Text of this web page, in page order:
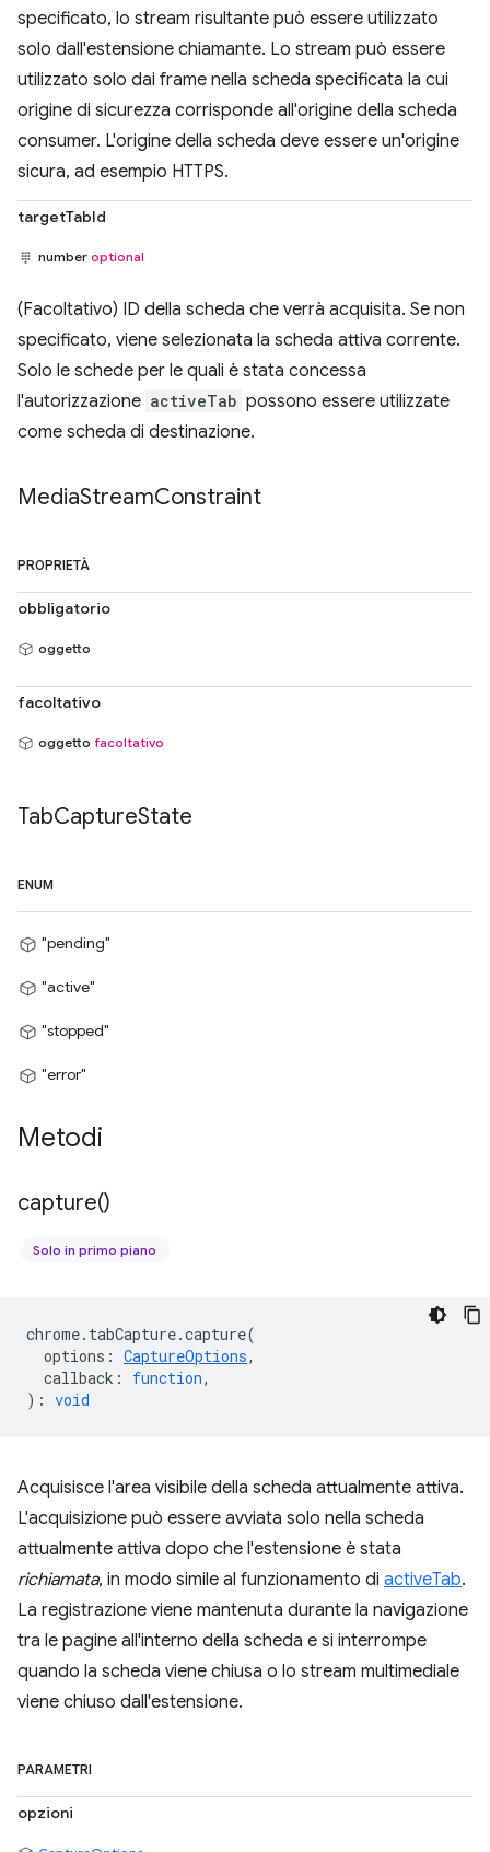
specificato, lo stream risultante può essere utilizzato
solo dall'estensione chiamante. Lo stream può essere
utilizzato solo dai frame nella scheda specificata la cui
origine di sicurezza corrisponde all'origine della scheda
consumer. L'origine della scheda deve essere un'origine
sicura, ad esempio HTTPS.
targetTabId
number optional
(Facoltativo) ID della scheda che verrà acquisita. Se non
specificato, viene selezionata la scheda attiva corrente.
Solo le schede per le quali è stata concessa
l'autorizzazione activeTab possono essere utilizzate
come scheda di destinazione.
MediaStreamConstraint
PROPRIETÀ
obbligatorio
oggetto
facoltativo
oggetto facoltativo
TabCaptureState
ENUM
"pending"
"active"
"stopped"
"error"
Metodi
capture()
Solo in primo piano
chrome. tabCapture.capture(
options : CaptureOptions,
callback : function,
) : void
Acquisisce l'area visibile della scheda attualmente attiva.
L'acquisizione può essere avviata solo nella scheda
attualmente attiva dopo che l'estensione è stata
richiamata, in modo simile al funzionamento di activeTab.
La registrazione viene mantenuta durante la navigazione
tra le pagine all'interno della scheda e si interrompe
quando la scheda viene chiusa o lo stream multimediale
viene chiuso dall'estensione.
PARAMETRI
opzioni